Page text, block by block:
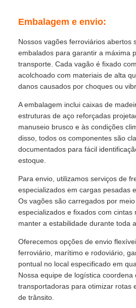
Embalagem e envio:
Nossos vagões ferroviários abertos
embalados para garantir a máxima
transporte. Cada vagão é fixado
acolchoado com materiais de alta
danos causados ​​por choques ou
A embalagem inclui caixas de
estruturas de aço reforçadas
manuseio brusco e às condições
disso, todos os componentes são
documentados para fácil
estoque.
Para envio, utilizamos serviços de
especializados em cargas pesadas
Os vagões são carregados por
especializados e fixados com cintas
manter a estabilidade durante toda
Oferecemos opções de envio
ferroviário, marítimo e rodoviário,
pontual no local especificado em
Nossa equipe de logística
transportadoras para otimizar rotas
de trânsito.